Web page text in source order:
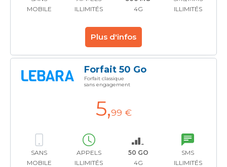
MOBILE
ILLIMITÉS
4G
ILLIMITÉS
Plus d'infos
Forfait 50 Go
Forfait classique
sans engagement
5,99 €
SANS
MOBILE
APPELS
ILLIMITÉS
50 GO
4G
SMS
ILLIMITÉS